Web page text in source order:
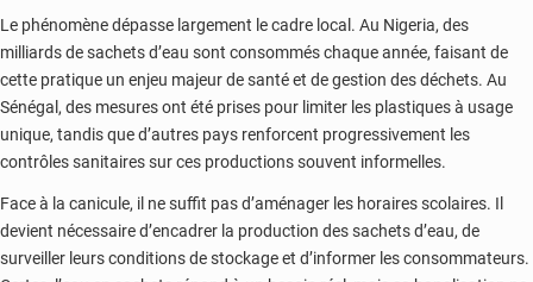
Le phénomène dépasse largement le cadre local. Au Nigeria, des
milliards de sachets d’eau sont consommés chaque année, faisant de
cette pratique un enjeu majeur de santé et de gestion des déchets. Au
Sénégal, des mesures ont été prises pour limiter les plastiques à usage
unique, tandis que d’autres pays renforcent progressivement les
contrôles sanitaires sur ces productions souvent informelles.
Face à la canicule, il ne suffit pas d’aménager les horaires scolaires. Il
devient nécessaire d’encadrer la production des sachets d’eau, de
surveiller leurs conditions de stockage et d’informer les consommateurs.